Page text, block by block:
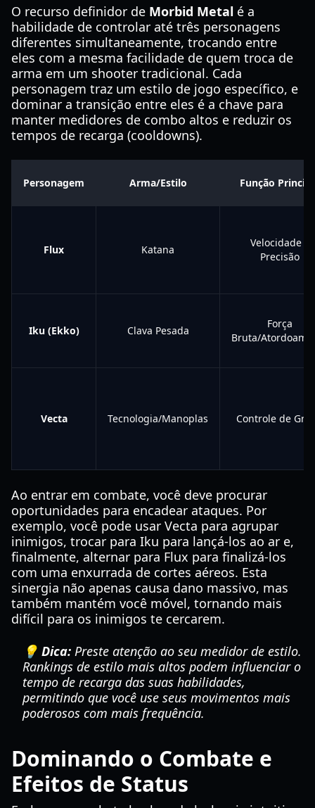
O recurso definidor de Morbid Metal é a
habilidade de controlar até três personagens
diferentes simultaneamente, trocando entre
eles com a mesma facilidade de quem troca de
arma em um shooter tradicional. Cada
personagem traz um estilo de jogo específico, e
dominar a transição entre eles é a chave para
manter medidores de combo altos e reduzir os
tempos de recarga (cooldowns).
Personagem Arma/Estilo Função
Flux Katana
Velocidade e
Precisão
Iku (Ekko) Clava Pesada
Força
Bruta/
Vecta Tecnologia/Manoplas Controle de
Ao entrar em combate, você deve procurar
oportunidades para encadear ataques. Por
exemplo, você pode usar Vecta para agrupar
inimigos, trocar para Iku para lançá-los ao ar e,
finalmente, alternar para Flux para finalizá-los
com uma enxurrada de cortes aéreos. Esta
sinergia não apenas causa dano massivo, mas
também mantém você móvel, tornando mais
difícil para os inimigos te cercarem.
💡 Dica: Preste atenção ao seu medidor de estilo.
Rankings de estilo mais altos podem influenciar o
tempo de recarga das suas habilidades,
permitindo que você use seus movimentos mais
poderosos com mais frequência.
Dominando o Combate e
Efeitos de Status